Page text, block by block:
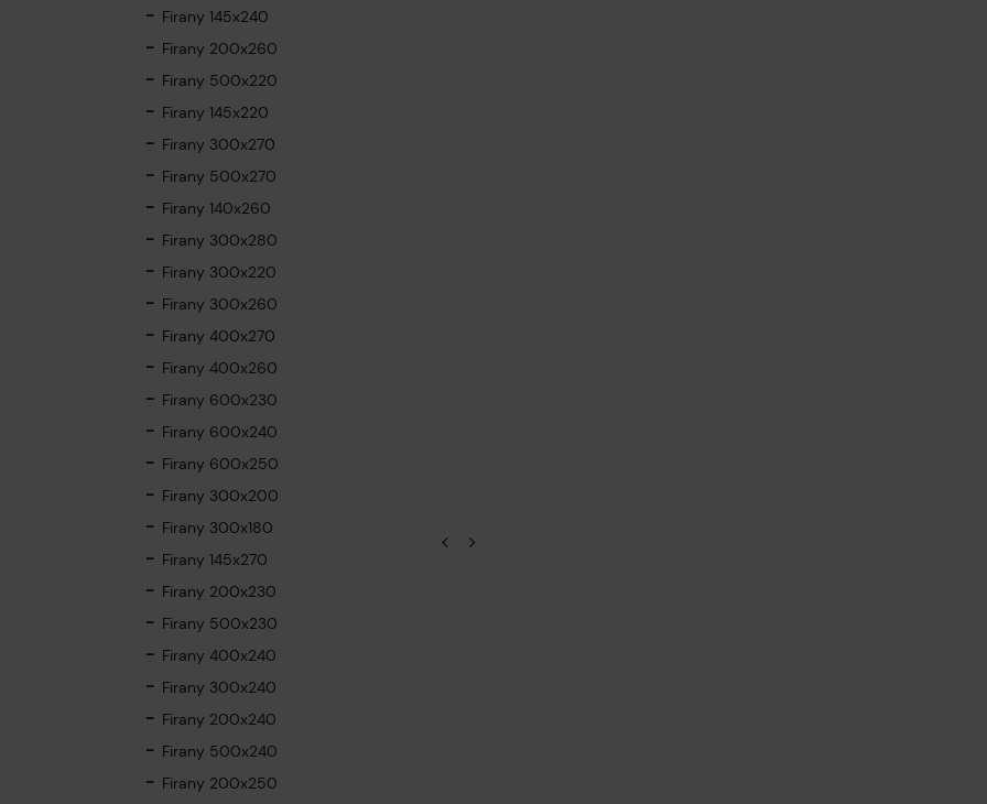
Firany 145x240
Firany 200x260
Firany 500x220
Firany 145x220
Firany 300x270
Firany 500x270
Firany 140x260
Firany 300x280
Firany 300x220
Firany 300x260
Firany 400x270
Firany 400x260
Firany 600x230
Firany 600x240
Firany 600x250
Firany 300x200
Firany 300x180
Firany 145x270
Firany 200x230
Firany 500x230
Firany 400x240
Firany 300x240
Firany 200x240
Firany 500x240
Firany 200x250